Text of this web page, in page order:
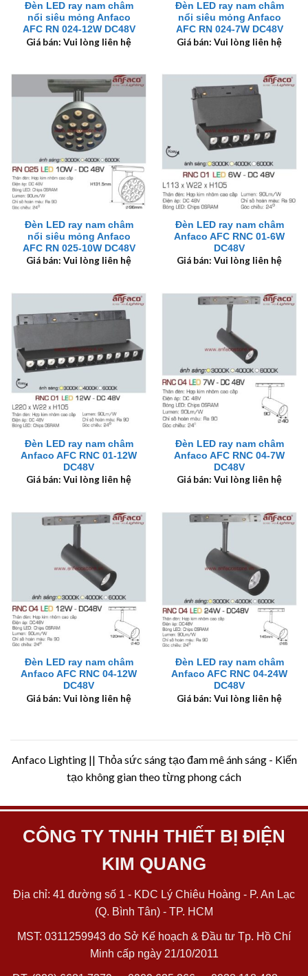
Đèn LED ray nam châm
nổi siêu mỏng Anfaco
AFC RN 024-12W DC48V
Giá bán: Vui lòng liên hệ
Đèn LED ray nam châm
nổi siêu mỏng Anfaco
AFC RN 024-7W DC48V
Giá bán: Vui lòng liên hệ
Đèn LED ray nam châm
nổi siêu mỏng Anfaco
AFC RN 025-10W DC48V
Giá bán: Vui lòng liên hệ
Đèn LED ray nam châm
Anfaco AFC RNC 01-6W
DC48V
Giá bán: Vui lòng liên hệ
Đèn LED ray nam châm
Anfaco AFC RNC 01-12W
DC48V
Giá bán: Vui lòng liên hệ
Đèn LED ray nam châm
Anfaco AFC RNC 04-7W
DC48V
Giá bán: Vui lòng liên hệ
Đèn LED ray nam châm
Anfaco AFC RNC 04-12W
DC48V
Giá bán: Vui lòng liên hệ
Đèn LED ray nam châm
Anfaco AFC RNC 04-24W
DC48V
Giá bán: Vui lòng liên hệ
Anfaco Lighting || Thỏa sức sáng tạo đam mê ánh sáng - Kiến
tạo không gian theo từng phong cách
CÔNG TY TNHH THIẾT BỊ ĐIỆN
KIM QUANG
Địa chỉ: 41 đường số 1 - KDC Lý Chiêu Hoàng - P. An Lạc
(Q. Bình Tân) - TP. HCM
MST: 0311259943 do Sở Kế hoạch & Đầu tư Tp. Hồ Chí
Minh cấp ngày 21/10/2011